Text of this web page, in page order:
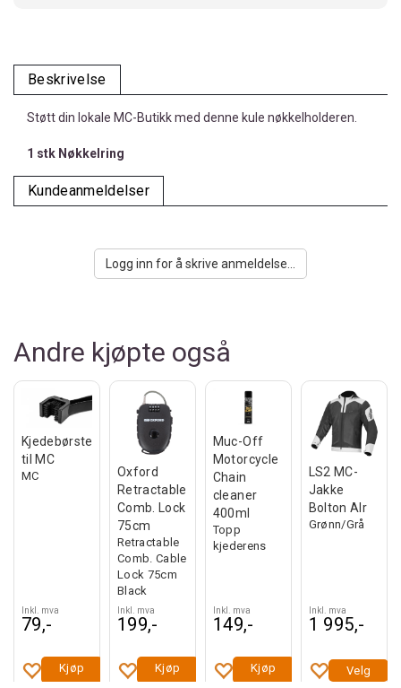
Beskrivelse
Støtt din lokale MC-Butikk med denne kule nøkkelholderen.
1 stk Nøkkelring
Kundeanmeldelser
Logg inn for å skrive anmeldelse...
Andre kjøpte også
Kjedebørste
til MC
MC
Inkl. mva
79,-
Kjøp
Oxford
Retractable
Comb. Lock
75cm
Retractable
Comb. Cable
Lock 75cm
Black
Inkl. mva
199,-
Kjøp
Muc-Off
Motorcycle
Chain
cleaner
400ml
Topp
kjederens
Inkl. mva
149,-
Kjøp
LS2 MC-
Jakke
Bolton AIr
Grønn/Grå
Inkl. mva
1 995,-
Velg